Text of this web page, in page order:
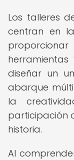
Los talleres
centran en
diseñar un
abarque
la
participación
historia.
Al